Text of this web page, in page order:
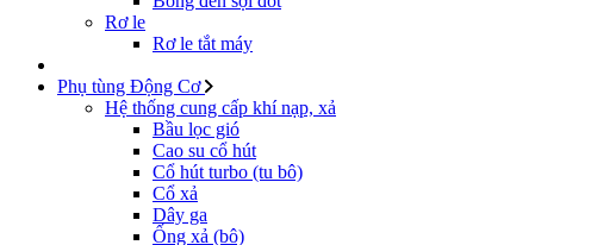
Rơ le
Rơ le tắt máy
Phụ tùng Động Cơ
Hệ thống cung cấp khí nạp, xả
Bầu lọc gió
Cao su cổ hút
Cổ hút turbo (tu bô)
Cổ xả
Dây ga
Ống xả (bô)